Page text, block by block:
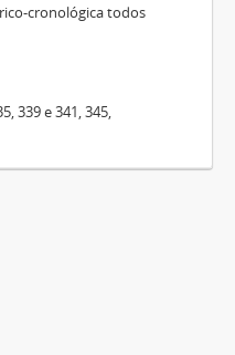
cronológica todos
339 e 341, 345,